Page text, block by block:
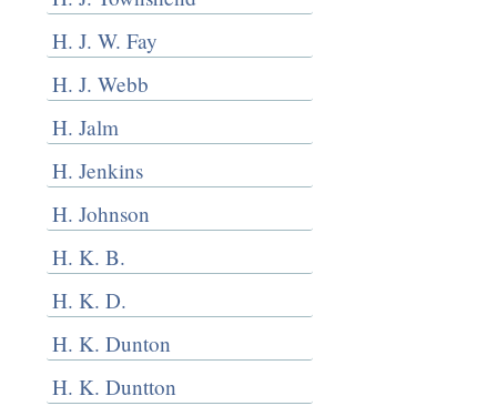
H. J. W. Fay
H. J. Webb
H. Jalm
H. Jenkins
H. Johnson
H. K. B.
H. K. D.
H. K. Dunton
H. K. Duntton